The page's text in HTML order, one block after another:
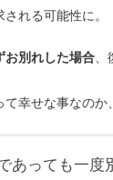
れる可能性に。
お別れした場合、
幸せな事なのか
あっても一度